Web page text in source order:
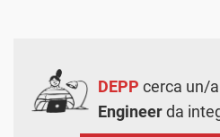
DEPP cerca un/a
Engineerda